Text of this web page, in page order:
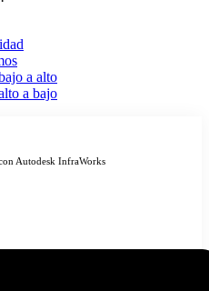
a alto
a bajo
Autodesk InfraWorks